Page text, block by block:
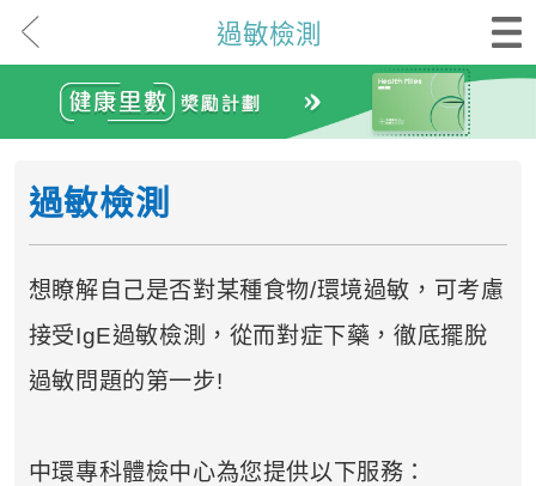
過敏檢測
過敏檢測
想瞭解自己是否對某種食物/環境過敏，可考慮
接受IgE過敏檢測，從而對症下藥，徹底擺脫
過敏問題的第一步!
中環專科體檢中心為您提供以下服務：